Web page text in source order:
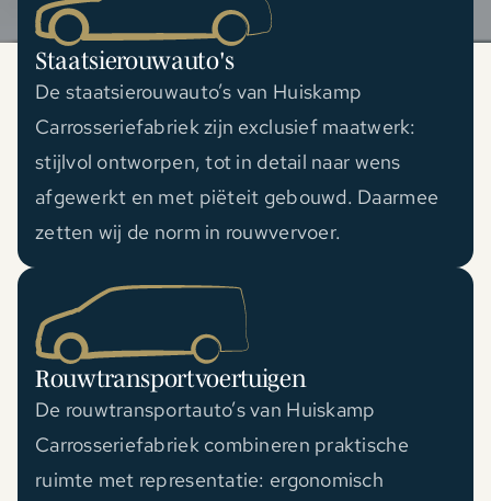
Staatsierouwauto's
De staatsierouwauto’s van Huiskamp
Carrosseriefabriek zijn exclusief maatwerk:
stijlvol ontworpen, tot in detail naar wens
afgewerkt en met piëteit gebouwd. Daarmee
zetten wij de norm in rouwvervoer.
Rouwtransportvoertuigen
De rouwtransportauto’s van Huiskamp
Carrosseriefabriek combineren praktische
ruimte met representatie: ergonomisch